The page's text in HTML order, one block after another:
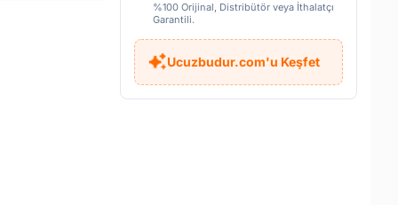
%100 Orijinal, Distribütör veya İthalatçı
Garantili.
Ucuzbudur.com'u Keşfet